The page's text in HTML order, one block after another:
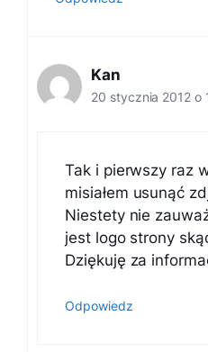
Kan
20 stycznia 2012 o
Tak i pierwszy raz
misiałem usunąć
Niestety nie
jest logo strony
Dziękuję za
Odpowiedz